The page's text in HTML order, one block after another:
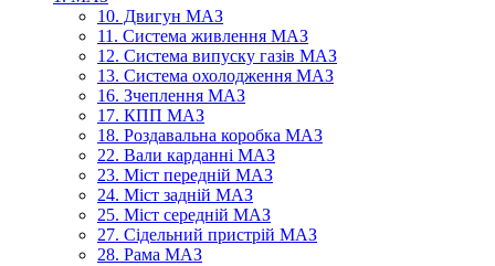
10. Двигун МАЗ
11. Система живлення МАЗ
12. Система випуску газів МАЗ
13. Система охолодження МАЗ
16. Зчеплення МАЗ
17. КПП МАЗ
18. Роздавальна коробка МАЗ
22. Вали карданні МАЗ
23. Міст передній МАЗ
24. Міст задній МАЗ
25. Міст середній МАЗ
27. Сідельний пристрій МАЗ
28. Рама МАЗ